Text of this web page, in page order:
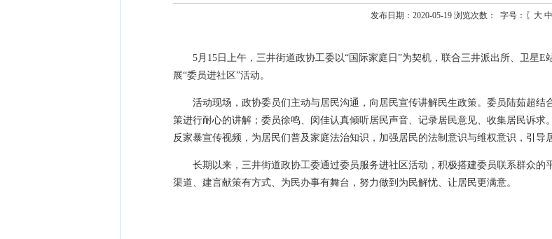
发布日期：2020-05-19 浏览次数： 字号：〖 大 中
5月15日上午，三井街道政协工委以“国际家庭日”为契机，联合三井派出所、卫星
展“委员进社区”活动。
活动现场，政协委员们主动与居民沟通，向居民宣传讲解民生政策。委员陆茹超
策进行耐心的讲解；委员徐鸣、闵佳认真倾听居民声音、记录居民意见、收集居民诉求
反家暴宣传视频，为居民们普及家庭法治知识，加强居民的法制意识与维权意识，引导
长期以来，三井街道政协工委通过委员服务进社区活动，积极搭建委员联系群众
渠道、建言献策有方式、为民办事有舞台，努力做到为民解忧、让居民更满意。